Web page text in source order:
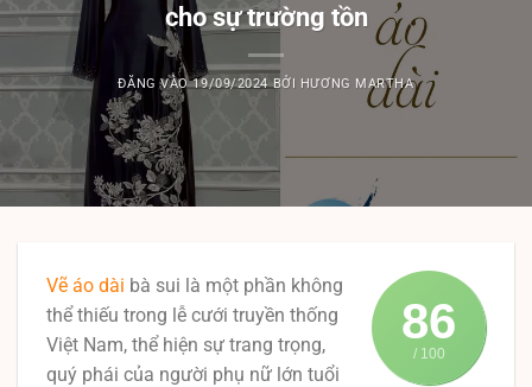
cho sự trường tồn
ĐĂNG VÀO19/09/2024 BỞI HƯƠNG MARTHA
86
/ 100
Vẽ áo dài bà sui là một phần không
thể thiếu trong lễ cưới truyền thống
Việt Nam, thể hiện sự trang trọng,
quý phái của người phụ nữ lớn tuổi